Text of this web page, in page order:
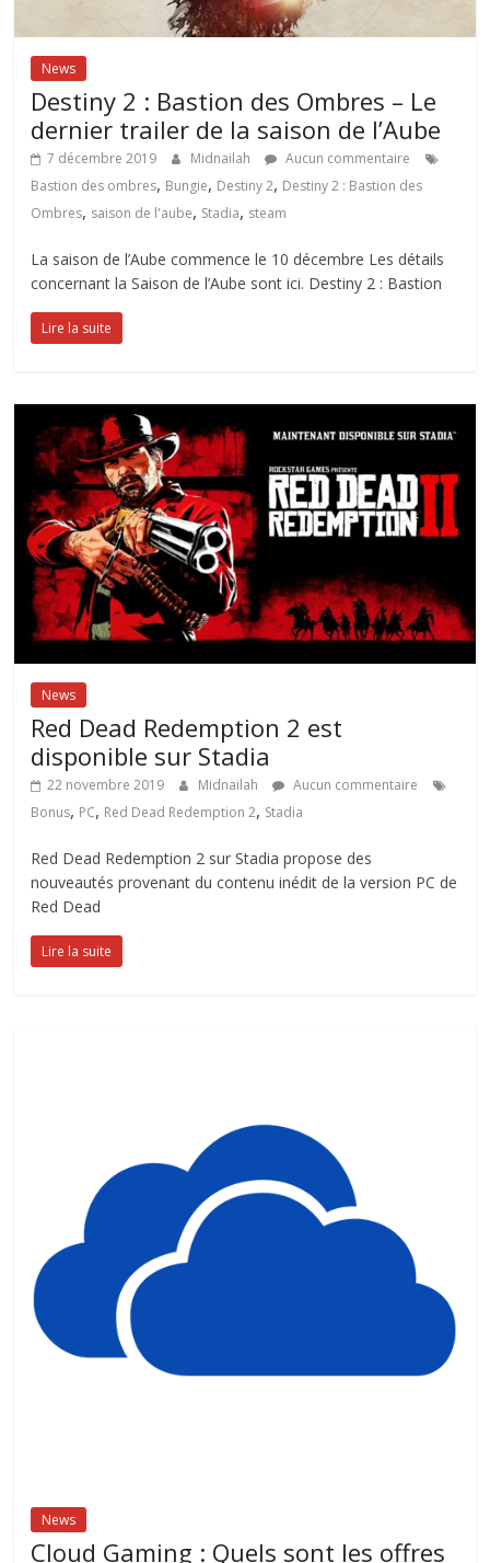
News
Destiny 2 : Bastion des Ombres – Le
dernier trailer de la saison de l’Aube
7 décembre 2019 Midnailah
Aucun commentaire
Bastion des ombres, Bungie, Destiny 2, Destiny 2 : Bastion des
Ombres, saison de l'aube, Stadia, steam
La saison de l’Aube commence le 10 décembre Les détails
concernant la Saison de l’Aube sont ici. Destiny 2 : Bastion
Lire la suite
News
Red Dead Redemption 2 est
disponible sur Stadia
22 novembre 2019 Midnailah
Aucun commentaire
Bonus, PC, Red Dead Redemption 2, Stadia
Red Dead Redemption 2 sur Stadia propose des
nouveautés provenant du contenu inédit de la version PC de
Red Dead
Lire la suite
News
Cloud Gaming : Quels sont les offres